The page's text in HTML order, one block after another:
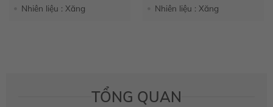
Nhiên liệu : Xăng
Nhiên liệu : Xăng
TỔNG QUAN